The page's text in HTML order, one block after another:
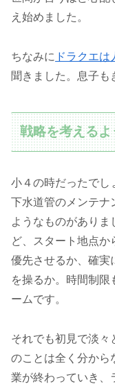
え始めました。
ちなみに ドラクエ
聞きました。息子も
戦略を考える
小４の時だったでし
下水道管のメンテナ
ようなものがありま
ど、スタート地点か
優先させるか、確実
を操るか。時間制
ームです。
それでも初見で淡々
のことは全く分から
業が終わっていき、